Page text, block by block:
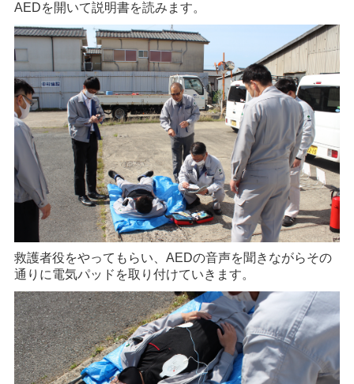
AEDを開いて説明書を読みます。
救護者役をやってもらい、AEDの音声を聞きながらその
通りに電気パッドを取り付けていきます。